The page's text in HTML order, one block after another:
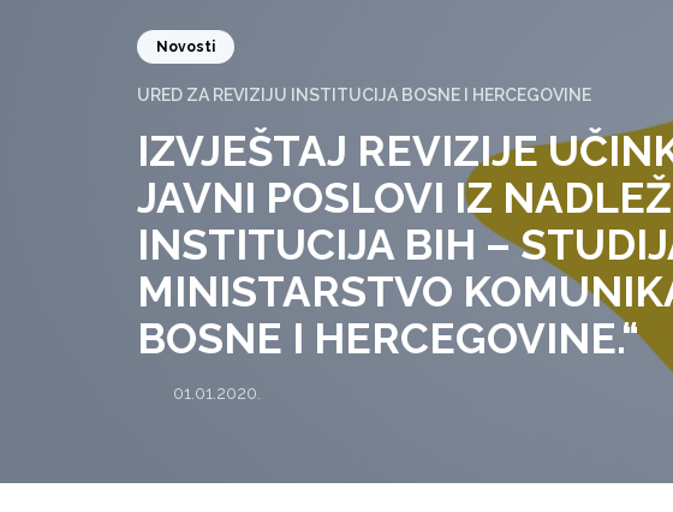
Novosti
URED ZA REVIZIJU INSTITUCIJA BOSNE I HERCEGOVINE
IZVJEŠTAJ REVIZIJE
JAVNI POSLOVI IZ
INSTITUCIJA BIH –
MINISTARSTVO
BOSNE I HERCEGOVINE.“
01.01.2020.